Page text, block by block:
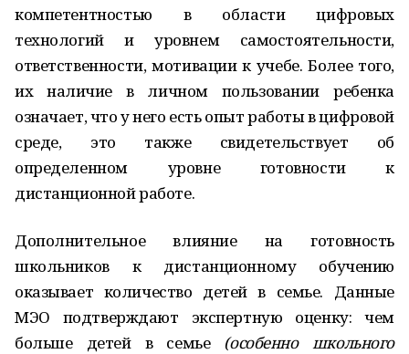
компетентностью в области цифровых
технологий и уровнем самостоятельности,
ответственности, мотивации к учебе. Более того,
их наличие в личном пользовании ребенка
означает, что у него есть опыт работы в цифровой
среде, это также свидетельствует об
определенном уровне готовности к
дистанционной работе.
Дополнительное влияние на готовность
школьников к дистанционному обучению
оказывает количество детей в семье. Данные
МЭО подтверждают экспертную оценку: чем
больше детей в семье (особенно школьного